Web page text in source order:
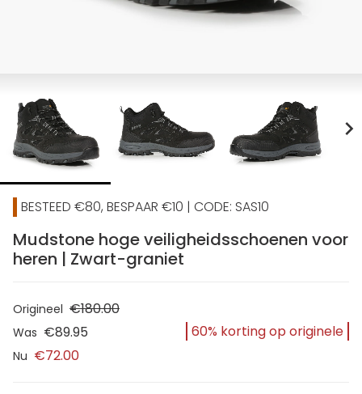
chevron_right
BESTEED €80, BESPAAR €10 | CODE: SAS10
Mudstone hoge veiligheidsschoenen voor
heren | Zwart-graniet
Origineel €180.00
Was €89.95
Nu €72.00
60% korting op originele